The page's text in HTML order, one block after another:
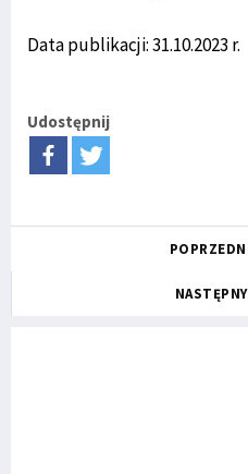
Data publikacji: 31.10.2023 r.
Udostępnij